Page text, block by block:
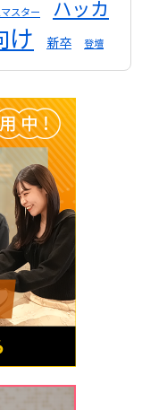
スター
ハッカ
け 新卒 登壇